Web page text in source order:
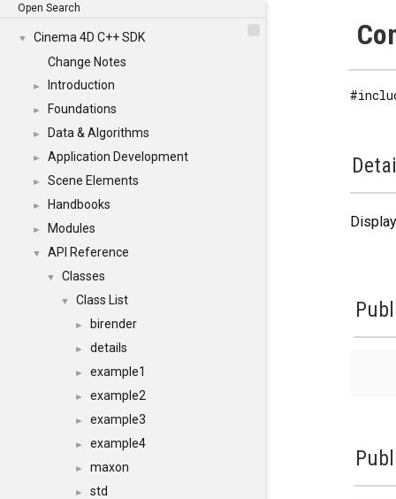
Open Search
▼
Cinema 4D C++ SDK
Change Notes
► Introduction
► Foundations
► Data & Algorithms
► Application Development
► Scene Elements
► Handbooks
► Modules
▼ API Reference
▼ Classes
▼ Class List
► birender
► details
► example1
► example2
► example3
► example4
► maxon
► std